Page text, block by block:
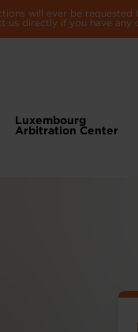
will ever be
us directly if you have any
Luxembourg
Arbitration Center